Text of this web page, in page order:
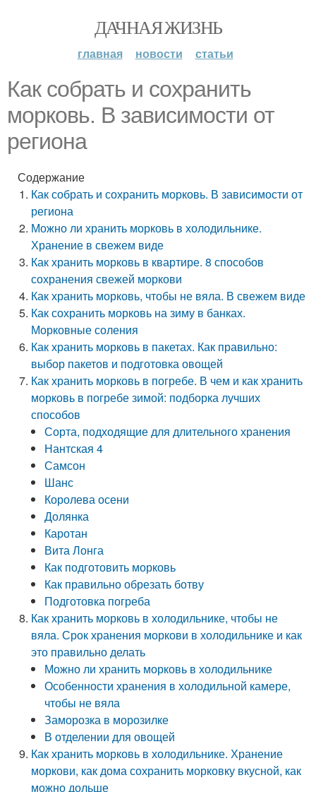
ДАЧНАЯ ЖИЗНЬ
главная новости статьи
Как собрать и сохранить
морковь. В зависимости от
региона
Содержание
Как собрать и сохранить морковь. В зависимости от
региона
Можно ли хранить морковь в холодильнике.
Хранение в свежем виде
Как хранить морковь в квартире. 8 способов
сохранения свежей моркови
Как хранить морковь, чтобы не вяла. В свежем виде
Как сохранить морковь на зиму в банках.
Морковные соления
Как хранить морковь в пакетах. Как правильно:
выбор пакетов и подготовка овощей
Как хранить морковь в погребе. В чем и как хранить
морковь в погребе зимой: подборка лучших
способов
Сорта, подходящие для длительного хранения
Нантская 4
Самсон
Шанс
Королева осени
Долянка
Каротан
Вита Лонга
Как подготовить морковь
Как правильно обрезать ботву
Подготовка погреба
Как хранить морковь в холодильнике, чтобы не
вяла. Срок хранения моркови в холодильнике и как
это правильно делать
Можно ли хранить морковь в холодильнике
Особенности хранения в холодильной камере,
чтобы не вяла
Заморозка в морозилке
В отделении для овощей
Как хранить морковь в холодильнике. Хранение
моркови, как дома сохранить морковку вкусной, как
можно дольше